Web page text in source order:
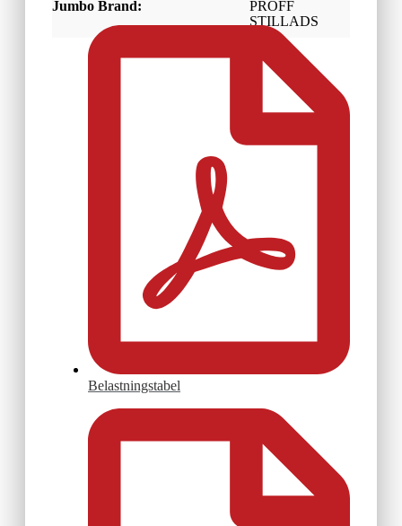
Jumbo Brand:
PROFF
STILLADS
Belastningstabel